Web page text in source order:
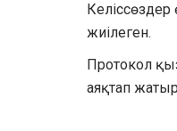
жиілеген.
Протокол
аяқтап